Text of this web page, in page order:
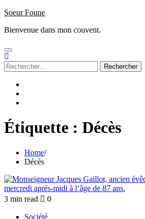
Skip
content
Soeur Foune
Bienvenue dans mon couvent.
Rechercher :
Étiquette : Décès
Home
Décès
3 min read 0
Société